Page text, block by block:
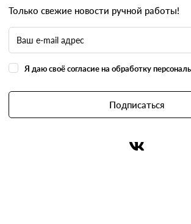
Только свежие новости ручной работы!
Я даю своё согласие на обработку
Подписаться